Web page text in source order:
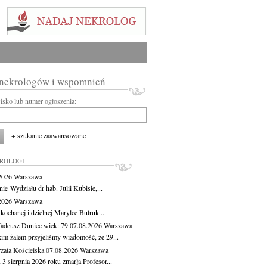
i wspomnień
lub numer ogłoszenia:
+ szukanie zaawansowane
Warszawa
Wydziału dr hab. Julii Kubisie,...
Warszawa
i dzielnej Marylce Butruk...
Duniecwiek: 7907.08.2026Warszawa
żalem przyjęliśmy wiadomość, że 29...
Kościelska07.08.2026Warszawa
sierpnia 2026 roku zmarła Profesor...